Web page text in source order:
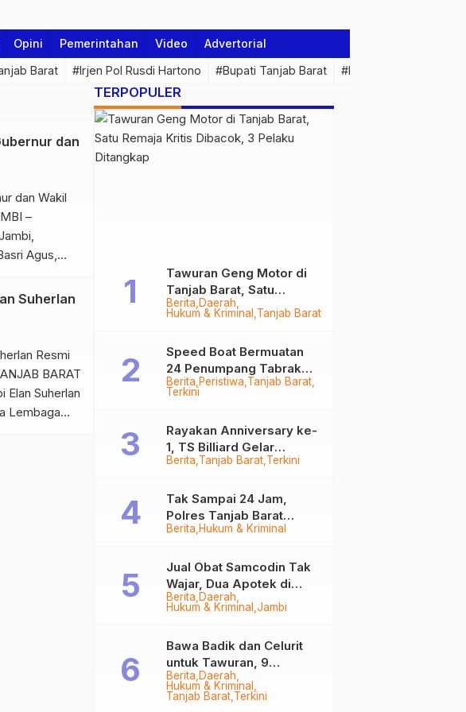
Opini Pemerintahan Video Advertorial
Barat #Irjen Pol Rusdi Hartono #Bupati Tanjab Barat #Pemprov Jambi
dan
dan Wakil
–
Agus,
dan
Dr. H. Al
H. Abdullah
Suherlan
Resmi
BARAT
Elan Suherlan
Lembaga
TERPOPULER
Berita Daerah
Hukum & Kriminal Tanjab Barat
Tawuran Geng Motor di
Tanjab Barat, Satu
Remaja Kritis Dibacok, 3
Pelaku Ditangkap
Berita Peristiwa Tanjab Barat
Terkini
Speed Boat Bermuatan
24 Penumpang Tabrak
Togok di Kuala Tungkal,
Berita Tanjab Barat Terkini
Rayakan Anniversary ke-
1, TS Billiard Gelar
Turnamen 9 Ball
Berita Hukum & Kriminal
Tak Sampai 24 Jam,
Polres Tanjab Barat
Ringkus Komplotan
Tungkal
Berita Daerah
Hukum & Kriminal Jambi
Jual Obat Samcodin Tak
Wajar, Dua Apotek di
Tanjab Barat Disegel
Berita Daerah
Hukum & Kriminal
Tanjab Barat Terkini
Bawa Badik dan Celurit
untuk Tawuran, 9
Anggota Geng Motor di
Tanjab Barat Diringkus